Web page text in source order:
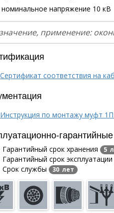
номинальное напряжение 10 кВ
применение:
Сертификат соответствия на
Инструкция по монтажу муфт
Гарантийный срок хранения 5
Гарантийный срок эксплуатации
Срок службы 30 лет